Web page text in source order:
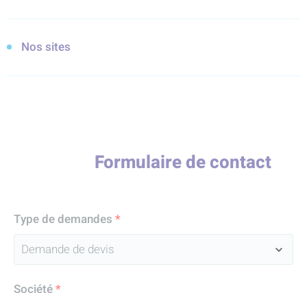
Nos sites
Formulaire de contact
Type de demandes *
Société*